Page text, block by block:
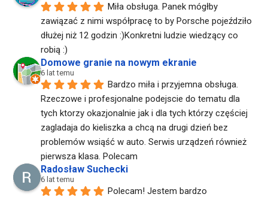
Miła obsługa. Panek mógłby
zawiązać z nimi współpracę to by Porsche pojeździło
dłużej niż 12 godzin :)Konkretni ludzie wiedzący co
robią :)
Domowe granie na nowym ekranie
6 lat temu
Bardzo miła i przyjemna obsługa.
Rzeczowe i profesjonalne podejscie do tematu dla
tych ktorzy okazjonalnie jak i dla tych którzy częściej
zagladaja do kieliszka a chcą na drugi dzień bez
problemów wsiąść w auto. Serwis urządzeń również
pierwsza klasa. Polecam
Radosław Suchecki
6 lat temu
Polecam! Jestem bardzo